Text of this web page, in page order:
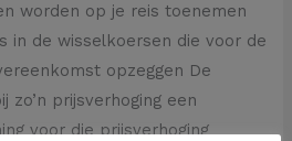
worden op je reis toenemen
in de wisselkoersen die voor de
opzeggen De
zo’n prijsverhoging een
voor die prijsverhoging